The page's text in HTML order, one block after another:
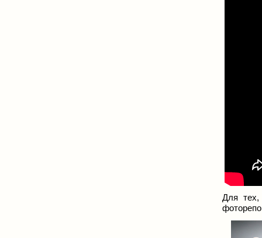
Для тех,